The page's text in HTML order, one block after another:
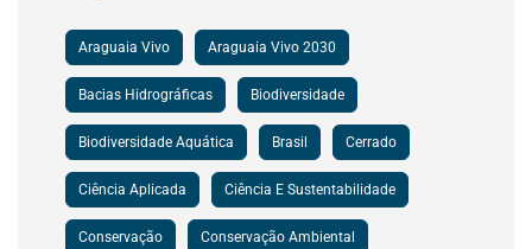
Araguaia Vivo Araguaia Vivo 2030
Bacias Hidrográficas Biodiversidade
Biodiversidade Aquática Brasil Cerrado
Ciência Aplicada Ciência E Sustentabilidade
Conservação Conservação Ambiental